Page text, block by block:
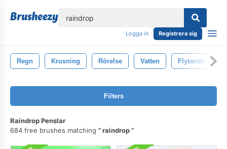
Logga in Registrera sig
Regn Krusning Rörelse Vatten Flytande
Filters
Raindrop Penslar
684 free brushes matching
raindrop